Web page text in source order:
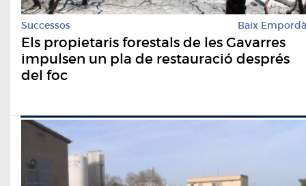
Successos Baix Empordà
Els propietaris forestals de les Gavarres
impulsen un pla de restauració després
del foc